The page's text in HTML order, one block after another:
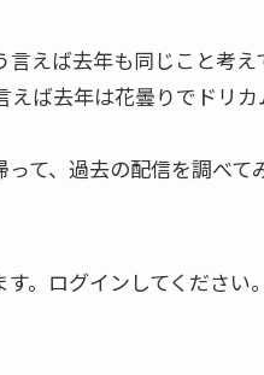
言えば去年も同じこと考
ば去年は花曇りでドリ
て、過去の配信を調べて
。ログインしてください